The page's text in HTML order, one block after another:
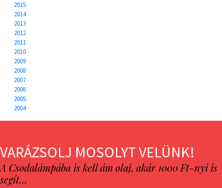
2015
2014
2013
2012
2011
2010
2009
2008
2007
2006
2005
2004
VARÁZSOLJ MOSOLYT VELÜNK!
A Csodalámpába is kell ám olaj, akár 1000 Ft-nyi is
segít…